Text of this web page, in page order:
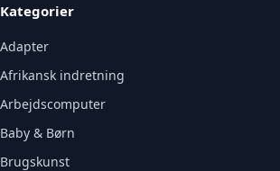
Kategorier
Adapter
Afrikansk indretning
Arbejdscomputer
Baby & Børn
Brugskunst